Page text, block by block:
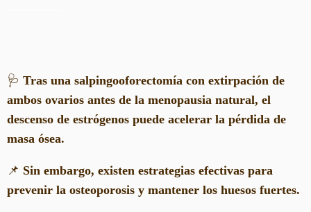
🩺 Tras una salpingooforectomía con extirpación de
ambos ovarios antes de la menopausia natural, el
descenso de estrógenos puede acelerar la pérdida de
masa ósea.
📌 Sin embargo, existen estrategias efectivas para
prevenir la osteoporosis y mantener los huesos fuertes.